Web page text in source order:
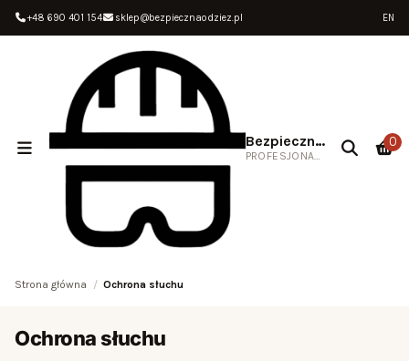
+48 690 401 154 sklep@bezpiecznaodziez.pl EN
Bezpieczna Odzież
PROFESJONALNA ODZIEŻ ROBOCZA
0
Strona główna Ochrona słuchu
Ochrona słuchu